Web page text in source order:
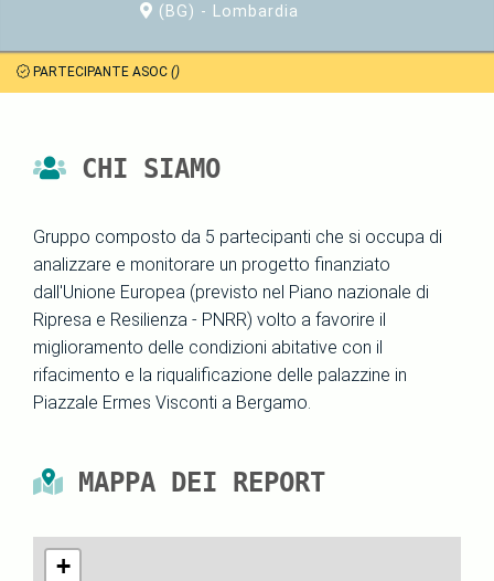
(BG) - Lombardia
PARTECIPANTE ASOC ()
CHI SIAMO
Gruppo composto da 5 partecipanti che si occupa di
analizzare e monitorare un progetto finanziato
dall'Unione Europea (previsto nel Piano nazionale di
Ripresa e Resilienza - PNRR) volto a favorire il
miglioramento delle condizioni abitative con il
rifacimento e la riqualificazione delle palazzine in
Piazzale Ermes Visconti a Bergamo.
MAPPA DEI REPORT
+